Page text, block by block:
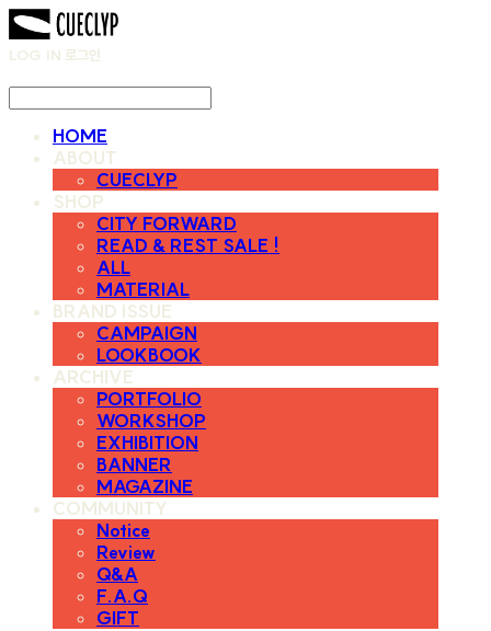
LOG IN 로그인
HOME
ABOUT
CUECLYP
SHOP
CITY FORWARD
READ & REST SALE !
ALL
MATERIAL
BRAND ISSUE
CAMPAIGN
LOOKBOOK
ARCHIVE
PORTFOLIO
WORKSHOP
EXHIBITION
BANNER
MAGAZINE
COMMUNITY
Notice
Review
Q&A
F.A.Q
GIFT